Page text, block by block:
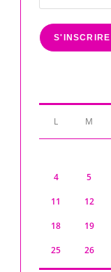
e-
mail
S'INSCRIRE
L M
4 5
11 12
18 19
25 26